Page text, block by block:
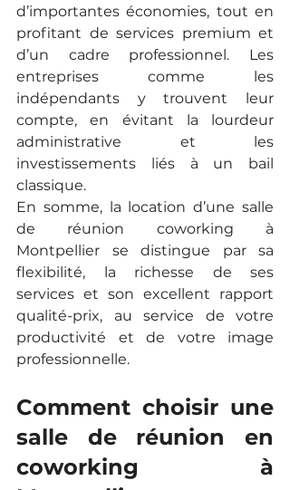
d’importantes économies, tout en
profitant de services premium et
d’un cadre professionnel. Les
entreprises comme les
indépendants y trouvent leur
compte, en évitant la lourdeur
administrative et les
investissements liés à un bail
classique.
En somme, la location d’une salle
de réunion coworking à
Montpellier se distingue par sa
flexibilité, la richesse de ses
services et son excellent rapport
qualité-prix, au service de votre
productivité et de votre image
professionnelle.
Comment choisir une
salle de réunion en
coworking à